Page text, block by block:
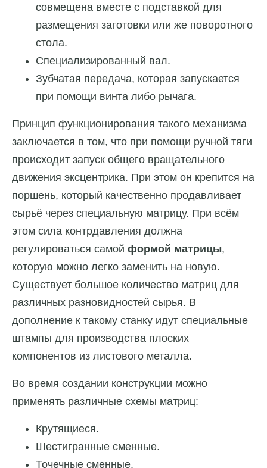
совмещена вместе с подставкой для
размещения заготовки или же поворотного
стола.
Специализированный вал.
Зубчатая передача, которая запускается
при помощи винта либо рычага.
Принцип функционирования такого механизма
заключается в том, что при помощи ручной тяги
происходит запуск общего вращательного
движения эксцентрика. При этом он крепится на
поршень, который качественно продавливает
сырьё через специальную матрицу. При всём
этом сила контрдавления должна
регулироваться самой формой матрицы,
которую можно легко заменить на новую.
Существует большое количество матриц для
различных разновидностей сырья. В
дополнение к такому станку идут специальные
штампы для производства плоских
компонентов из листового металла.
Во время создании конструкции можно
применять различные схемы матриц:
Крутящиеся.
Шестигранные сменные.
Точечные сменные.